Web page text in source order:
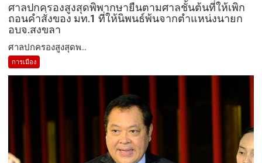
ศาลปกครองสูงสุดพิพากษายืนตามศาลชั้นต้นที่ให้เพิก
ถอนคำสั่งของ มท.1 ที่ให้นิพนธ์พ้นจากตำแหน่งนายก
อบจ.สงขลา
ศาลปกครองสูงสุดพ...
การเมือง